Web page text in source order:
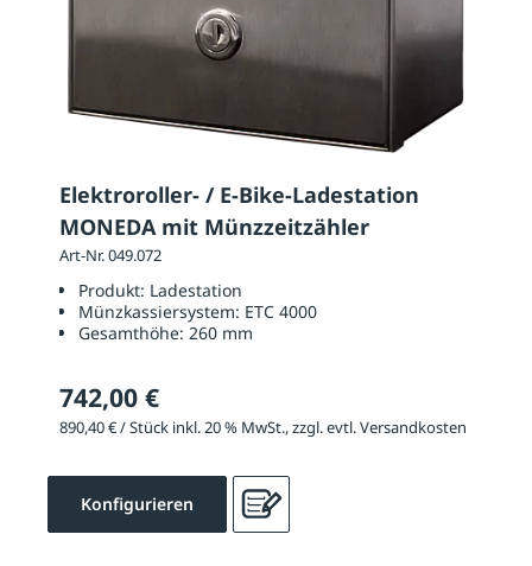
Elektroroller- / E-Bike-Ladestation
MONEDA mit Münzzeitzähler
Art-Nr. 049.072
Produkt: Ladestation
Münzkassiersystem: ETC 4000
Gesamthöhe: 260 mm
742,00 €
890,40 € / Stück inkl. 20 % MwSt., zzgl. evtl. Versandkosten
Konfigurieren